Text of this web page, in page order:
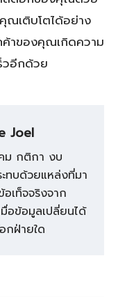
ณเติบโตได้อย่าง
ของคุณเกิดความ
วอีกด้วย
Joel
คม กติกา งบ
ทบด้วยแหล่งที่มา
เท็จจริงจาก
มื่อข้อมูลเปลี่ยนได้
กฝ่ายใด